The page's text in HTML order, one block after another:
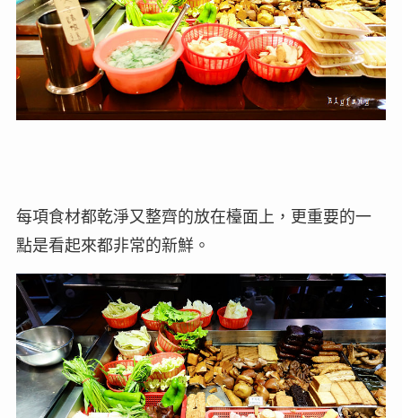
每項食材都乾淨又整齊的放在檯面上，更重要的一
點是看起來都非常的新鮮。